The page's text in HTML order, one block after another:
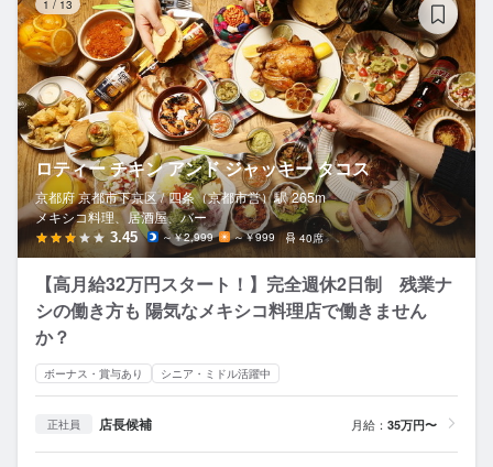
1 / 13
ロティー チキン アンド ジャッキー タコス
京都府 京都市下京区 / 四条（京都市営）駅 265m
メキシコ料理、居酒屋、バー
3.45 ～￥2,999 ～￥999 40席
【高月給32万円スタート！】完全週休2日制 残業ナ
シの働き方も 陽気なメキシコ料理店で働きません
か？
ボーナス・賞与あり シニア・ミドル活躍中
正社員 店長候補 月給： 35万円〜